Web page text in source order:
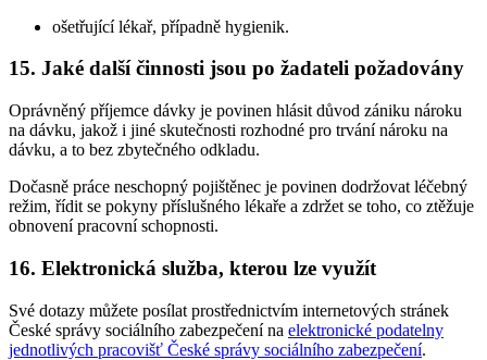
ošetřující lékař, případně hygienik.
15. Jaké další činnosti jsou po žadateli požadovány
Oprávněný příjemce dávky je povinen hlásit důvod zániku nároku
na dávku, jakož i jiné skutečnosti rozhodné pro trvání nároku na
dávku, a to bez zbytečného odkladu.
Dočasně práce neschopný pojištěnec je povinen dodržovat léčebný
režim, řídit se pokyny příslušného lékaře a zdržet se toho, co ztěžuje
obnovení pracovní schopnosti.
16. Elektronická služba, kterou lze využít
Své dotazy můžete posílat prostřednictvím internetových stránek
České správy sociálního zabezpečení na elektronické podatelny
jednotlivých pracovišť České správy sociálního zabezpečení.